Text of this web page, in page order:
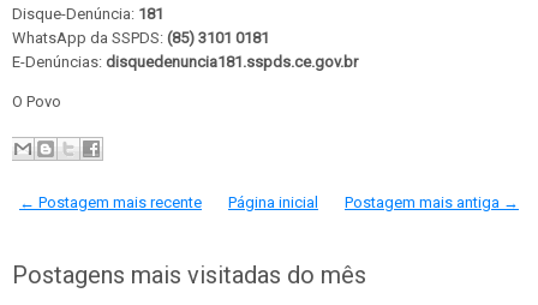
Disque-Denúncia: 181
WhatsApp da SSPDS: (85) 3101 0181
E-Denúncias: disquedenuncia181.sspds.ce.gov.br
O Povo
← Postagem mais recente Postagem mais antiga →
Página inicial
Postagens mais visitadas do mês